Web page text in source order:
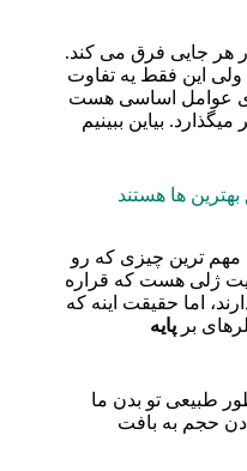
هر جایی فرق می‌ کند.
ولی این فقط یه تفاوت
عوامل اساسی هست
بیاین ببینیم
مهم‌ ترین چیزی که رو
ژلی هست که قراره
اما حقیقت اینه که
بر پایه
طبیعی تو بدن ما
حجم به بافت‌